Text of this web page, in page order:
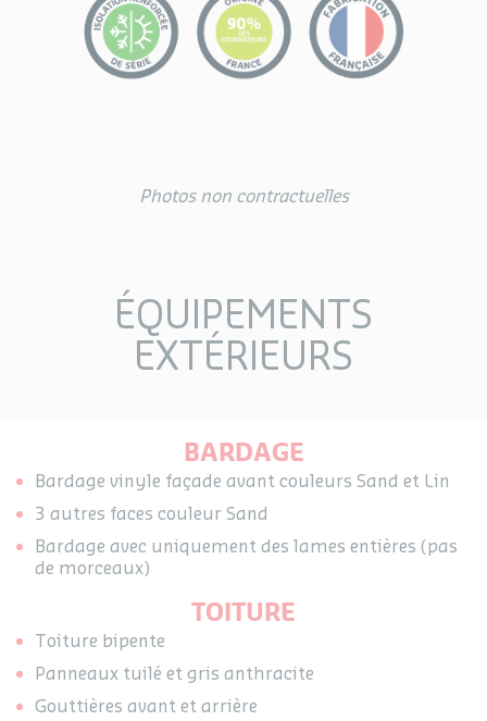
Photos non contractuelles
ÉQUIPEMENTS
EXTÉRIEURS
BARDAGE
Bardage vinyle façade avant couleurs Sand et Lin
3 autres faces couleur Sand
Bardage avec uniquement des lames entières (pas
de morceaux)
TOITURE
Toiture bipente
Panneaux tuilé et gris anthracite
Gouttières avant et arrière